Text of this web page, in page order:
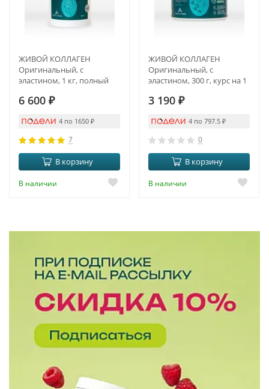
ЖИВОЙ КОЛЛАГЕН
Оригинальный, с
эластином, 1 кг, полный
6 600 ₽
4 по 1650 ₽
7
В корзину
В наличии
ЖИВОЙ КОЛЛАГЕН
Оригинальный, с
эластином, 300 г, курс на 1
3 190 ₽
4 по 797.5 ₽
0
В корзину
В наличии